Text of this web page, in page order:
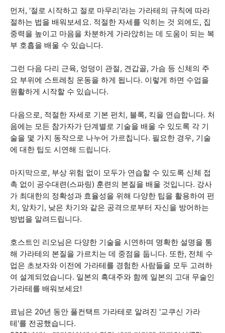
먼저, '절로 시작하고 절로 마무리'라는 가라테의 규칙에 따라
절하는 법을 배워보세요. 적절한 자세를 익히는 것 외에도, 집
중력을 높이고 마음을 차분하게 가라앉히는 데 도움이 되는 복
부 호흡을 배울 수 있습니다.
그런 다음 다리 근육, 엉덩이 관절, 견갑골, 가슴 등 신체의 주
요 부위에 스트레칭 운동을 하게 됩니다. 이렇게 하면 수업을
원활하게 시작할 수 있습니다.
다음으로, 적절한 자세로 기본 펀치, 블록, 킥을 연습합니다. 처
음에는 모든 참가자가 단계별로 기술을 배울 수 있도록 각 기
술을 몇 가지 동작으로 나누어 가르칩니다. 필요한 경우, 기술
에 대한 팁도 시연해 드립니다.
마지막으로, 부상 위험 없이 모두가 연습할 수 있도록 신체 접
촉 없이 공수대련(스파링) 훈련의 본질을 배울 것입니다. 강사
가 최대한의 정확성과 효율성을 위해 다양한 팁을 활용하여 펀
치, 앞차기, 낮은 차기와 같은 공격으로부터 자신을 방어하는
방법을 알려드립니다.
호스트인 리오님은 다양한 기술을 시연하며 명확한 설명을 통
해 가라테의 본질을 가르치는 데 중점을 둡니다. 또한, 전체 수
업은 초보자와 이전에 가라테를 경험한 사람들을 모두 고려하
여 설계되었습니다. 일본의 흑대주와 함께 일본의 고대 무술인
가라테를 배워보세요!
료님은 20년 동안 풀컨택트 가라테로 알려진 '교쿠신 가라
테'를 전공했습니다.